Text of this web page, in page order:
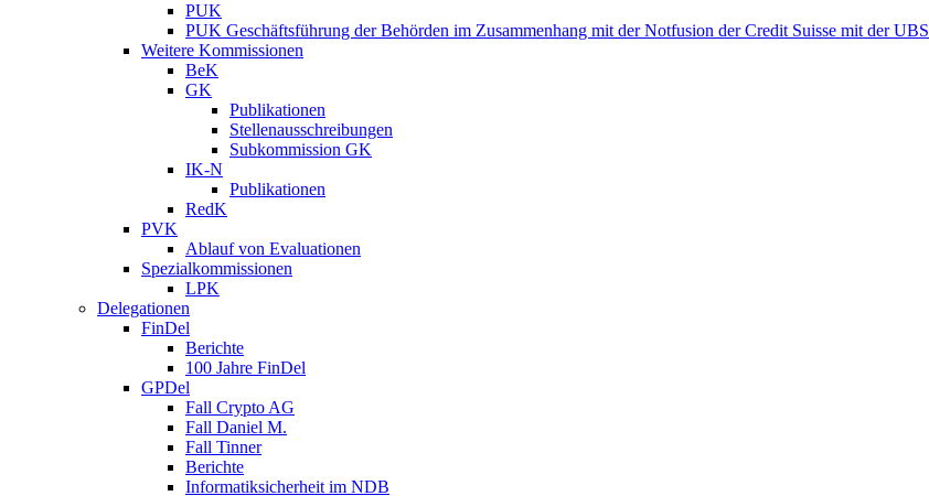
PUK
PUK Geschäftsführung der Behörden im Zusammenhang mit der Notfusion der Credit Suisse mit der UBS
Weitere Kommissionen
BeK
GK
Publikationen
Stellenausschreibungen
Subkommission GK
IK-N
Publikationen
RedK
PVK
Ablauf von Evaluationen
Spezialkommissionen
LPK
Delegationen
FinDel
Berichte
100 Jahre FinDel
GPDel
Fall Crypto AG
Fall Daniel M.
Fall Tinner
Berichte
Informatiksicherheit ­im NDB